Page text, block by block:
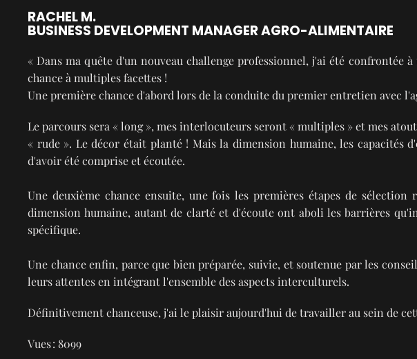
RACHEL M.
BUSINESS DEVELOPMENT MANAGER AGRO-ALIMENTAIRE
« Dans ma quête d'un nouveau challenge professionnel, j'ai été
chance à multiples facettes !
Une première chance d'abord lors de la conduite du premier entretien avec
Le parcours sera « long », mes interlocuteurs seront « multiples » et mes
« rude ». Le décor était planté ! Mais la dimension humaine, les
d'avoir été comprise et écoutée.
Une deuxième chance ensuite, une fois les premières étapes de
dimension humaine, autant de clarté et d'écoute ont aboli les barrières
spécifique.
Une chance enfin, parce que bien préparée, suivie, et soutenue par les
leurs attentes en intégrant l'ensemble des aspects interculturels.
Définitivement chanceuse, j'ai le plaisir aujourd'hui de travailler au sein de
Vues : 8099